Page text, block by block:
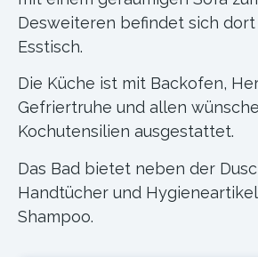
Desweiteren befindet sich
Esstisch.
Die Küche ist mit Backofen,
Gefriertruhe und allen
Kochutensilien ausgestattet.
Das Bad bietet neben der
Handtücher und
Shampoo.